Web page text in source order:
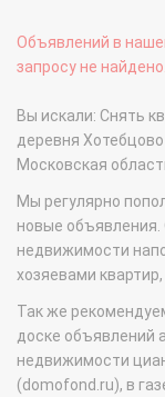
Объявлений в
запросу не
Вы искали: Снять
деревня
Московская
Мы регулярно
новые
недвижимости
хозяевами
Так же
доске объявлений
недвижимости
(domofond.ru), в